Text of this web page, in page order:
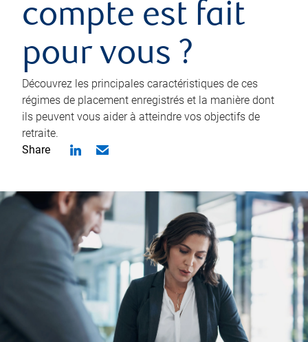
compte est fait
pour vous ?
Découvrez les principales caractéristiques de ces
régimes de placement enregistrés et la manière dont
ils peuvent vous aider à atteindre vos objectifs de
retraite.
Share